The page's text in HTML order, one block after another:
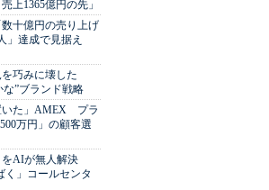
上1365億円の先」
十億円の売り上げ
達成で見据え
巧みに壊した
”ブランド戦略
いた」AMEX プラ
万円」の顧客選
をAIが無人解決
く」コールセンタ